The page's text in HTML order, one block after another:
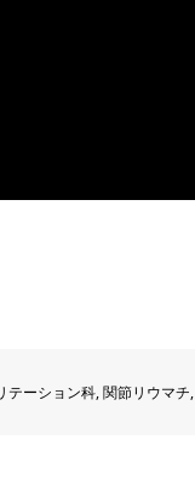
テーション科,関節リウマチ,